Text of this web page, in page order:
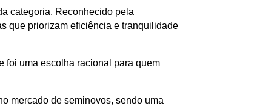
categoria. Reconhecido pela
que priorizam eficiência e tranquilidade
foi uma escolha racional para quem
mercado de seminovos, sendo uma